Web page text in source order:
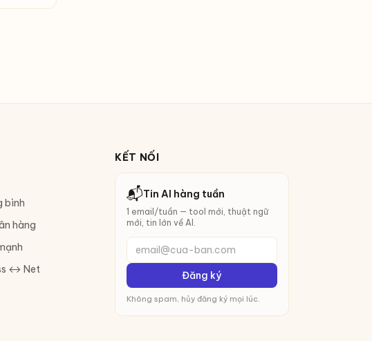
bình
hàng
↔ Net
KẾT NỐI
📬Tin AI hàng tuần
1 email/tuần — tool mới, thuật ngữ
mới, tin lớn về AI.
email@cua-ban.com
Đăng ký
Không spam, hủy đăng ký mọi lúc.